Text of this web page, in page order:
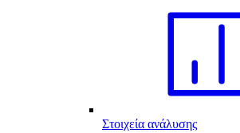
Στοιχεία ανάλυσης